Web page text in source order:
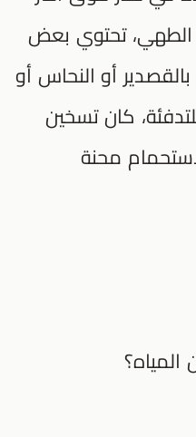
تحتوي بعض
أو النحاس أو
كان تسخين
محنة